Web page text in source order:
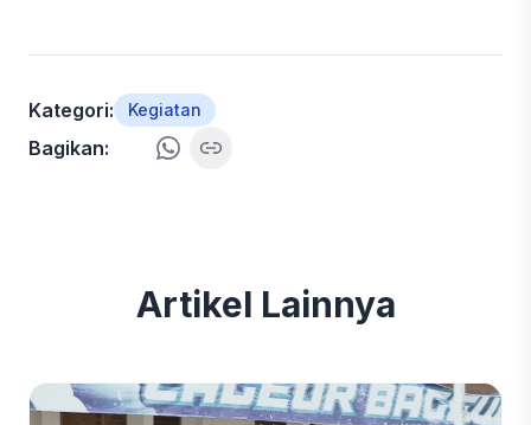
Kategori: Kegiatan
Bagikan:
Artikel Lainnya